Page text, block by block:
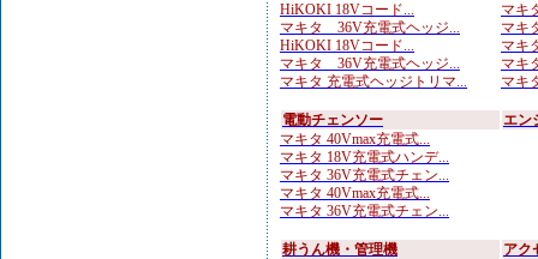
HiKOKI 18Vコード...
マキタ 36V充電式ヘッジ...
HiKOKI 18Vコード...
マキタ 36V充電式ヘッジ...
マキタ 充電式ヘッジトリマ...
マキ
マキ
マキ
マキ
マキ
電動チェンソー
マキタ 40Vmax充電式...
マキタ 18V充電式ハンデ...
マキタ 36V充電式チェン...
マキタ 40Vmax充電式...
マキタ 36V充電式チェン...
エン
耕うん機・管理機
アク